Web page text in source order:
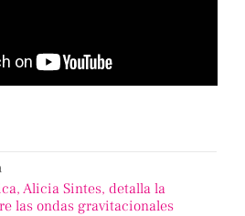
Alicia Sintes, detalla la
las ondas gravitacionales